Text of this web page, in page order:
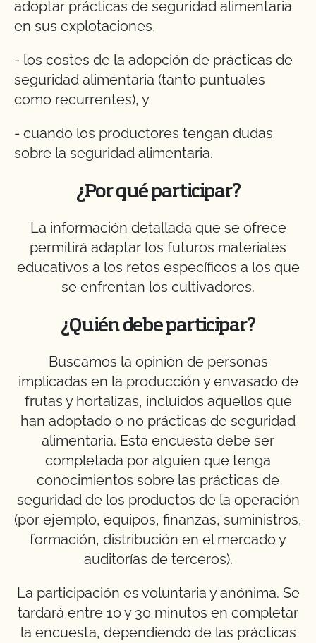
adoptar prácticas de seguridad alimentaria
en sus explotaciones,
- los costes de la adopción de prácticas de
seguridad alimentaria (tanto puntuales
como recurrentes), y
- cuando los productores tengan dudas
sobre la seguridad alimentaria.
¿Por qué participar?
La información detallada que se ofrece
permitirá adaptar los futuros materiales
educativos a los retos específicos a los que
se enfrentan los cultivadores.
¿Quién debe participar?
Buscamos la opinión de personas
implicadas en la producción y envasado de
frutas y hortalizas, incluidos aquellos que
han adoptado o no prácticas de seguridad
alimentaria. Esta encuesta debe ser
completada por alguien que tenga
conocimientos sobre las prácticas de
seguridad de los productos de la operación
(por ejemplo, equipos, finanzas, suministros,
formación, distribución en el mercado y
auditorías de terceros).
La participación es voluntaria y anónima. Se
tardará entre 10 y 30 minutos en completar
la encuesta, dependiendo de las prácticas